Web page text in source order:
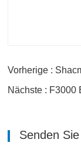
Vorherige :
Nächste : F3000
Senden